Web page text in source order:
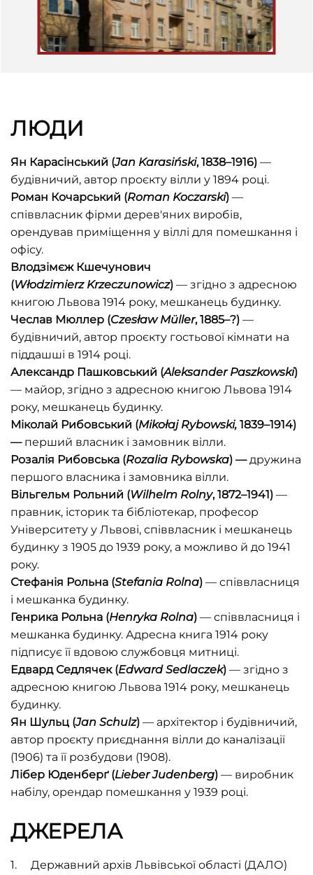
ЛЮДИ
Ян Карасінський (Jan Karasiński, 1838–1916) —
будівничий, автор проєкту вілли у 1894 році.
Роман Кочарський (Roman Koczarski) —
співвласник фірми дерев'яних виробів,
орендував приміщення у віллі для помешкання і
офісу.
Влодзімєж Кшечунович
(Włodzimierz Krzeczunowicz) — згідно з адресною
книгою Львова 1914 року, мешканець будинку.
Чеслав Мюллер (CzesławMüller, 1885–?) —
будівничий, автор проєкту гостьової кімнати на
піддашші в 1914 році.
Александр Пашковський (AleksanderPaszkowski)
— майор, згідно з адресною книгою Львова 1914
року, мешканець будинку.
Міколай Рибовський (Mikołaj Rybowski, 1839–1914)
—перший власник і замовник вілли.
Розалія Рибовська (Rozalia Rybowska) —дружина
першого власника і замовника вілли.
Вільгельм Рольний (Wilhelm Rolny, 1872–1941) —
правник, історик та бібліотекар, професор
Університету у Львові, співвласник і мешканець
будинку з 1905 до 1939 року, а можливо й до 1941
року.
Стефанія Рольна (Stefania Rolna) — співвласниця
і мешканка будинку.
Генрика Рольна (Henryka Rolna) — співвласниця і
мешканка будинку. Адресна книга 1914 року
підписує її вдовою службовця митниці.
Едвард Седлячек (EdwardSedlaczek) — згідно з
адресною книгою Львова 1914 року, мешканець
будинку.
Ян Шульц (Jan Schulz) — архітектор і будівничий,
автор проєкту приєднання вілли до каналізації
(1906) та її розбудови (1908).
Лібер Юденберґ (LieberJudenberg) — виробник
набілу, орендар помешкання у 1939 році.
ДЖЕРЕЛА
Державний архів Львівської області (ДАЛО)